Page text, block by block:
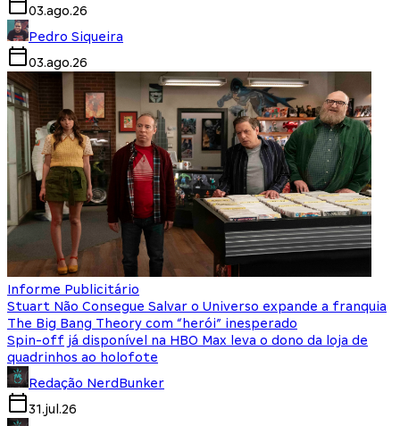
03.ago.26
Pedro Siqueira
03.ago.26
Informe Publicitário
Stuart Não Consegue Salvar o Universo expande a franquia
The Big Bang Theory com “herói” inesperado
Spin-off já disponível na HBO Max leva o dono da loja de
quadrinhos ao holofote
Redação NerdBunker
31.jul.26